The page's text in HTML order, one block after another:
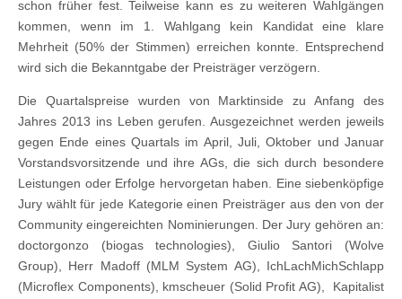
schon früher fest. Teilweise kann es zu weiteren Wahlgängen
kommen, wenn im 1. Wahlgang kein Kandidat eine klare
Mehrheit (50% der Stimmen) erreichen konnte. Entsprechend
wird sich die Bekanntgabe der Preisträger verzögern.
Die Quartalspreise wurden von Marktinside zu Anfang des
Jahres 2013 ins Leben gerufen. Ausgezeichnet werden jeweils
gegen Ende eines Quartals im April, Juli, Oktober und Januar
Vorstandsvorsitzende und ihre AGs, die sich durch besondere
Leistungen oder Erfolge hervorgetan haben. Eine siebenköpfige
Jury wählt für jede Kategorie einen Preisträger aus den von der
Community eingereichten Nominierungen. Der Jury gehören an:
doctorgonzo (biogas technologies), Giulio Santori (Wolve
Group), Herr Madoff (MLM System AG), IchLachMichSchlapp
(Microflex Components), kmscheuer (Solid Profit AG), Kapitalist